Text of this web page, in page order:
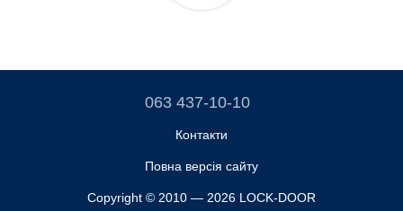
063 437-10-10
Контакти
Повна версія сайту
Copyright © 2010 — 2026 LOCK-DOOR